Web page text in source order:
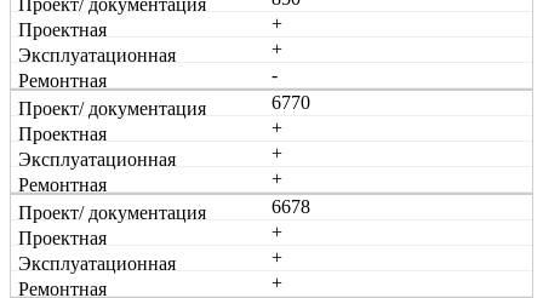
+
+
-
6770
+
+
+
6678
+
+
+